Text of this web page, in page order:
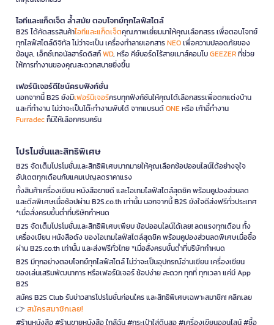
ไอทีและแก็ดเจ็ต ล้ำสมัย ตอบโจทย์ทุกไลฟ์สไตล์
B2S ได้คัดสรรสินค้าไอทีและแก็ดเจ็ตคุณภาพเยี่ยมมาให้คุณเลือกสรร เพื่อตอบโจทย์
ทุกไลฟ์สไตล์ดิจิทัล ไม่ว่าจะเป็น เครื่องทำลายเอกสารNEOเพื่อความปลอดภัยของ
ข้อมูล, เอ็กซ์เทอนัลฮาร์ดดิสก์WD, หรือ คีย์บอร์ดไร้สายเมาส์คอมโบGEEZERที่ช่วย
ให้การทำงานของคุณสะดวกสบายยิ่งขึ้น
เฟอร์นิเจอร์ดีไซน์ครบฟังก์ชั่น
นอกจากนี้ B2S ยังมีเฟอร์นิเจอร์ครบทุกฟังก์ชันให้คุณได้เลือกสรรเพื่อตกแต่งบ้าน
และที่ทำงาน ไม่ว่าจะเป็นโต๊ะทำงานพับได้ จากแบรนด์ONEหรือ เก้าอี้ทำงาน
Furradecก็มีให้เลือกครบครัน
โปรโมชั่นและสิทธิพิเศษ
B2S จัดเต็มโปรโมชั่นและสิทธิพิเศษมากมายให้คุณเลือกช้อปออนไลน์ได้อย่างจุใจ
อัปเดตทุกเดือนกับแคมเปญลดราคาแรง
ทั้งสินค้าเครื่องเขียน หนังสือขายดี และไอเทมไลฟ์สไตล์สุดชิค พร้อมคูปองส่วนลด
และดีลพิเศษเมื่อช้อปผ่าน B2S.co.th เท่านั้น นอกจากนี้ B2S ยังใจดีส่งฟรีทั่วประเทศ
*เมื่อสั่งครบขั้นต่ำที่บริษัทกำหนด
B2S จัดเต็มโปรโมชั่นและสิทธิพิเศษเพียบ ช้อปออนไลน์ได้เลย! ลดแรงทุกเดือน ทั้ง
เครื่องเขียน หนังสือดัง ของไอเทมไลฟ์สไตล์สุดชิค พร้อมคูปองส่วนลดพิเศษเมื่อซื้อ
ผ่าน B2S.co.th เท่านั้น และส่งฟรีทั่วไทย *เมื่อสั่งครบขั้นต่ำที่บริษัทกำหนด
B2S มีทุกอย่างตอบโจทย์ทุกไลฟ์สไตล์ ไม่ว่าจะเป็นอุปกรณ์อ่านเขียน เครื่องเขียน
ของเล่นเสริมพัฒนาการ หรือเฟอร์นิเจอร์ ช้อปง่าย สะดวก ทุกที่ ทุกเวลา แค่มี App
B2S
สมัคร B2S Club รับข่าวสารโปรโมชั่นก่อนใคร และสิทธิพิเศษเฉพาะสมาชิก! คลิกเลย
👉 สมัครสมาชิกเลย!
#ร้านหนังสือ #ร้านขายหนังสือ ใกล้ฉัน #กระเป๋าใส่ดินสอ #เครื่องเขียนออนไลน์ #ซื้อ